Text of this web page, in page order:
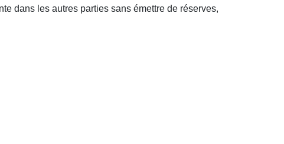
dans les autres parties sans émettre de réserves,